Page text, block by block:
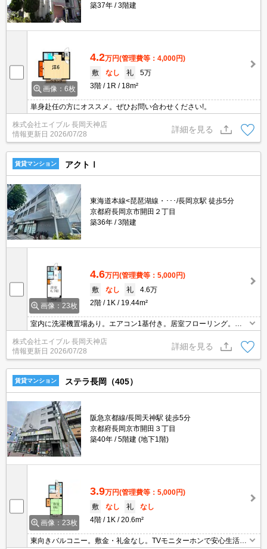
築37年
3階建
画像：6枚
4.2万円(管理費等：4,000円)
敷
なし 礼
5万
3階
1R 18m²
単身赴任の方にオススメ。ぜひお問い合わせください!。
株式会社エイブル 長岡天神店
情報更新日 2026/07/28
詳細を見る
賃貸マンション アクトⅠ
東海道本線<琵琶湖線・･･･/長岡京駅 徒歩5分
京都府長岡京市開田２丁目
築36年
3階建
画像：23枚
4.6万円(管理費等：5,000円)
敷
なし 礼
4.6万
2階
1K 19.44m²
室内に洗濯機置場あり。エアコン1基付き。居室フローリング。新
任の方にオススメ。交通便利な2WAY。初期費用を抑えたい人にお
すすめ。
株式会社エイブル 長岡天神店
情報更新日 2026/07/28
詳細を見る
賃貸マンション ステラ長岡（405）
阪急京都線/長岡天神駅 徒歩5分
京都府長岡京市開田３丁目
築40年
5階建 (地下1階)
画像：23枚
3.9万円(管理費等：5,000円)
敷
なし 礼
なし
4階
1K 20.6m²
東向きバルコニー。敷金・礼金なし。TVモニターホンで安心生活